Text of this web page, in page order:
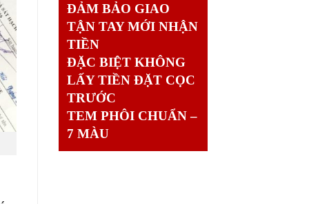
ĐẢM BẢO GIAO
TẬN TAY MỚI NHẬN
TIỀN
ĐẶC BIỆT KHÔNG
LẤY TIỀN ĐẶT CỌC
TRƯỚC
TEM PHÔI CHUẨN –
7 MÀU